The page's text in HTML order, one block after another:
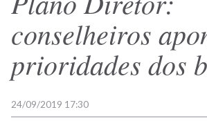
conselheiros
prioridades dos
24/09/2019 17:30